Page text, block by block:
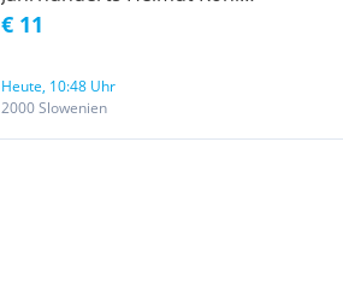
Kupfer-vergoldet
€ 11
Heute, 10:48 Uhr
2000 Slowenien